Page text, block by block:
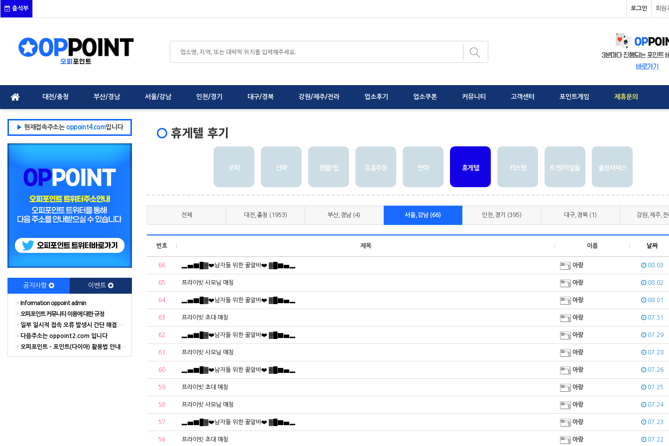
출석부 로그인 회원
대전/충청 부산/경남 서울/강남 인천/경기 대구/경북 강원/제주/전라 업소후기 업소쿠폰 커뮤니티 고객센터 포인트게임 제휴문의
휴게텔 후기
오피 건마 핸플/립 유흥주점 안마 휴게텔 키스방 트젠/리얼돌 출장서비스
전체 대전,충청 (1953) 부산,경남 (4) 서울,강남 (66) 인천,경기 (395) 대구,경북 (1) 강원,제주,
번호 제목 이름 날짜
66 ▂▅▇█▓❤️남자들 위한 꿀알바❤️ ▓█▇▅▂ 아랑 08.03
65 프라이빗 사모님 매칭 아랑 08.02
64 ▂▅▇█▓❤️남자들 위한 꿀알바❤️ ▓█▇▅▂ 아랑 08.01
63 프라이빗 초대 매칭 아랑 07.31
62 ▂▅▇█▓❤️남자들 위한 꿀알바❤️ ▓█▇▅▂ 아랑 07.29
61 프라이빗 사모님 매칭 아랑 07.28
60 ▂▅▇█▓❤️남자들 위한 꿀알바❤️ ▓█▇▅▂ 아랑 07.26
59 프라이빗 초대 매칭 아랑 07.25
58 프라이빗 사모님 매칭 아랑 07.24
57 ▂▅▇█▓❤️남자들 위한 꿀알바❤️ ▓█▇▅▂ 아랑 07.23
56 프라이빗 초대 매칭 아랑 07.22
▶ 현재접속주소는 oppoint4.com입니다
공지사항 이벤트
Information oppoint admin
오피포인트 커뮤니티 이용에 대한 규정
일부 일시적 접속 오류 발생시 간단 해결 방법
다음주소는 oppoint2.com 입니다
오피포인트 - 포인트(다이아) 활용법 안내 해드립니다.